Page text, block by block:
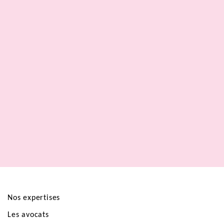
Nos expertises
Les avocats